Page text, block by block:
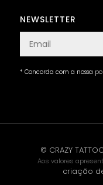
NEWSLETTER
* Concorda com a nossa
© CRAZY
Aos valores
criação